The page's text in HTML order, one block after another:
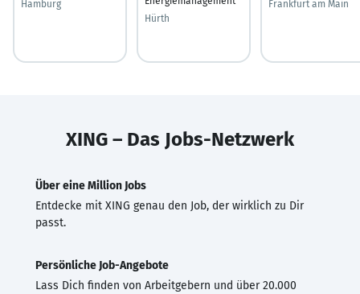
Hamburg
Hürth
Frankfurt am Main
XING – Das Jobs-Netzwerk
Über eine Million Jobs
Entdecke mit XING genau den Job, der wirklich zu Dir
passt.
Persönliche Job-Angebote
Lass Dich finden von Arbeitgebern und über 20.000